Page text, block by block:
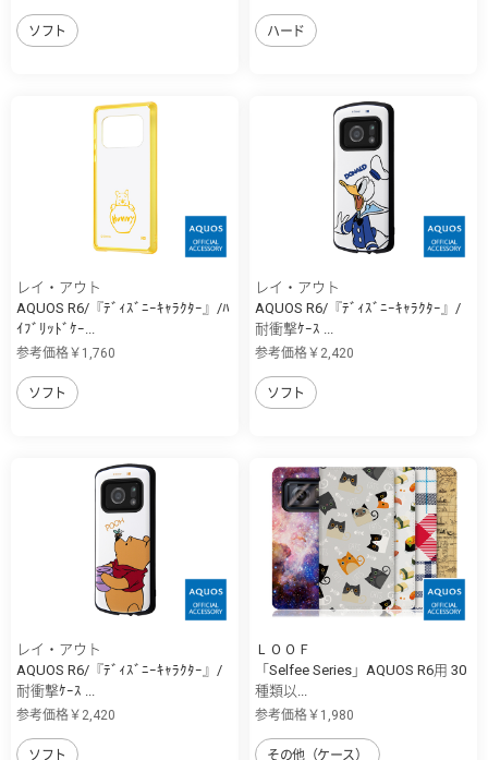
ソフト ハード
レイ・アウト
AQUOS R6/『ﾃﾞｨｽﾞﾆｰｷｬﾗｸﾀｰ』/ﾊ
ｲﾌﾞﾘｯﾄﾞｹｰ...
参考価格￥1,760
ソフト
レイ・アウト
AQUOS R6/『ﾃﾞｨｽﾞﾆｰｷｬﾗｸﾀｰ』/
耐衝撃ｹｰｽ ...
参考価格￥2,420
ソフト
レイ・アウト
AQUOS R6/『ﾃﾞｨｽﾞﾆｰｷｬﾗｸﾀｰ』/
耐衝撃ｹｰｽ ...
参考価格￥2,420
ソフト
ＬＯＯＦ
「Selfee Series」AQUOS R6用 30
種類以...
参考価格￥1,980
その他（ケース）